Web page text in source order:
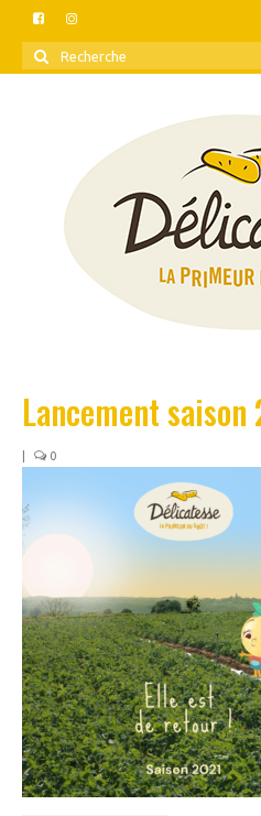
Rechercher
:
Lancement saison
0